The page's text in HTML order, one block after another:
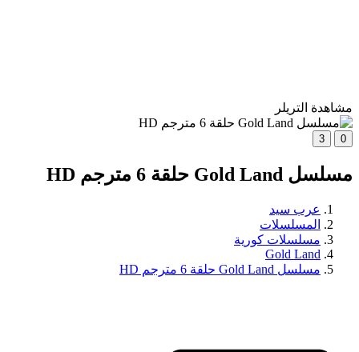
مشاهدة التريلر
0
3
مسلسل Gold Land حلقة 6 مترجم HD
عرب سيد
المسلسلات
مسلسلات كورية
Gold Land
مسلسل Gold Land حلقة 6 مترجم HD